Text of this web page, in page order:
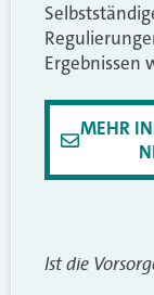
Ergebnissen
MEHR
Ist die